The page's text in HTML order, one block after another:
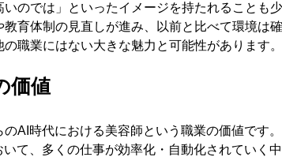
のでは」といったイメージを持たれることも
育体制の見直しが進み、以前と比べて環境は
職業にはない大きな魅力と可能性があります。
価値
AI時代における美容師という職業の価値です。
て、多くの仕事が効率化・自動化されていく